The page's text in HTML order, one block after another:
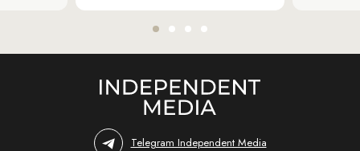
Telegram Independent Media